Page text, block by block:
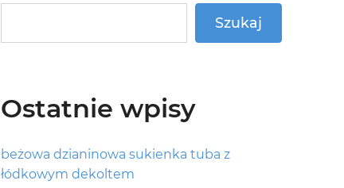
Szukaj
Ostatnie wpisy
beżowa dzianinowa sukienka tuba z
łódkowym dekoltem